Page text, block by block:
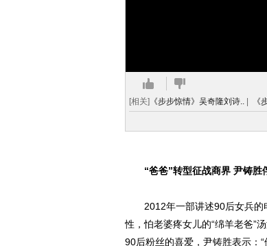
[相关] 《步步惊情》吴奇隆刘诗.. 《
“爸爸”转型征战商界 尹铸胜
2012年一部讲述90后女兵的
性，怕老婆疼女儿的“绵羊老爸”
90后粉丝的喜爱，尹铸胜表示：